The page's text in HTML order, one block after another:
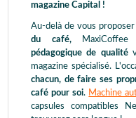
magazine Capital !
Au-delà de vous
du café,MaxiCoffee
pédagogique de qualité
magazine spécialisé.
chacun, de faire ses
café pour soi. Machine
capsules compatibles